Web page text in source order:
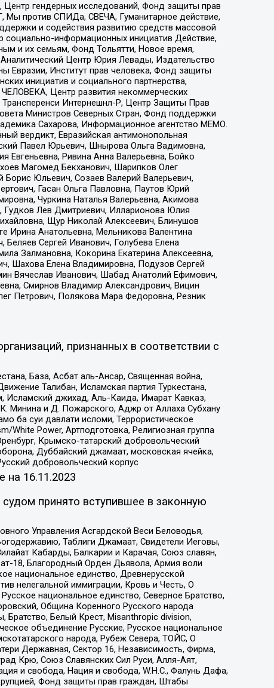
Центр гендерных исследований, Фонд защиты прав
Мы против СПИДа, СВЕЧА, Гуманитарное действие,
и содействия развитию средств массовой
социально-информационных инициатив Действие,
и их семьям, Фонд Тольятти, Новое время,
Центр Юрия Левады, Издательство
Евразии, Институт прав человека, Фонд защиты
инициатив и социального партнерства,
Центр развития некоммерческих
Интернешнл-Р, Центр Защиты Прав
Министров Северных Стран, Фонд поддержки
Сахарова, Информационное агентство МЕМО.
вердикт, Евразийская антимонопольная
Павел Юрьевич, Шнырова Ольга Вадимовна,
Евгеньевна, Ривина Анна Валерьевна, Бойко
Магомед Бекханович, Шарипков Олег
Юльевич, Созаев Валерий Валерьевич,
Гасан Ольга Павловна, Паутов Юрий
Чуркина Наталья Валерьевна, Акимова
Гудков Лев Дмитриевич, Илларионова Юлия
Щур Николай Алексеевич, Блинушов
Ирина Анатольевна, Мельникова Валентина
Сергей Иванович, Голубева Елена
Залмановна, Кокорина Екатерина Алексеевна,
Шахова Елена Владимировна, Подузов Сергей
Вячеслав Иванович, Шабад Анатолий Ефимович,
Смирнов Владимир Александрович, Вицин
Петрович, Полякова Мара Федоровна, Резник
признанных в соответствии с
База, Асбат аль-Ансар, Священная война,
Талибан, Исламская партия Туркестана,
джихад, Аль-Каида, Имарат Кавказ,
Минина и Д. Пожарского, Аджр от Аллаха Субхану
ба суи давлати исломи, Террористическое
Power, Артподготовка, Религиозная группа
Крымско-татарский добровольческий
Дуббайский джамаат, московская ячейка,
добровольческий корпус
на 16.11.2023
принято вступившее в законную
Управления Асгардской Веси Беловодья,
Таблиги Джамаат, Свидетели Иеговы,
Кабарды, Балкарии и Карачая, Союз славян,
18, Благородный Орден Дьявола, Армия воли
национальное единство, Древнерусской
нелегальной иммиграции, Кровь и Честь, О
национальное единство, Северное Братство,
Община Коренного Русского народа
Белый Крест, Misanthropic division,
объединение Русские, Русское национальное
народа, Рубеж Севера, ТОЙС, О
Державная, Сектор 16, Независимость, Фирма,
Крю, Союз Славянских Сил Руси, Алля-Аят,
и свобода, Нация и свобода, W.H.С., Фалунь Дафа,
Фонд защиты прав граждан, Штабы